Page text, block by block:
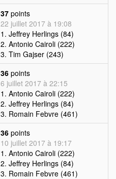
37 points
22 juillet 2017 à 19:08
1. Jeffrey Herlings (84)
2. Antonio Cairoli (222)
3. Tim Gajser (243)
36 points
6 juillet 2017 à 22:15
1. Antonio Cairoli (222)
2. Jeffrey Herlings (84)
3. Romain Febvre (461)
36 points
10 juillet 2017 à 19:17
1. Antonio Cairoli (222)
2. Jeffrey Herlings (84)
3. Romain Febvre (461)